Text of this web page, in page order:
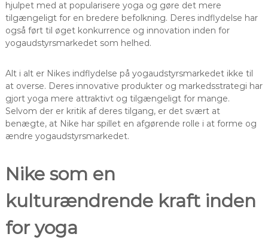
hjulpet med at popularisere yoga og gøre det mere
tilgængeligt for en bredere befolkning. Deres indflydelse har
også ført til øget konkurrence og innovation inden for
yogaudstyrsmarkedet som helhed.
Alt i alt er Nikes indflydelse på yogaudstyrsmarkedet ikke til
at overse. Deres innovative produkter og markedsstrategi har
gjort yoga mere attraktivt og tilgængeligt for mange.
Selvom der er kritik af deres tilgang, er det svært at
benægte, at Nike har spillet en afgørende rolle i at forme og
ændre yogaudstyrsmarkedet.
Nike som en
kulturændrende kraft inden
for yoga